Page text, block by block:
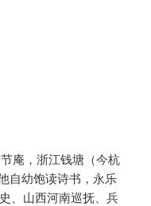
庵，浙江钱塘（今杭
自幼饱读诗书，永乐
、山西河南巡抚、兵